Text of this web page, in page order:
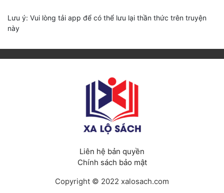
Lưu ý: Vui lòng tải app để có thể lưu lại thần thức trên truyện
này
Liên hệ bản quyền
Chính sách bảo mật
Copyright © 2022 xalosach.com